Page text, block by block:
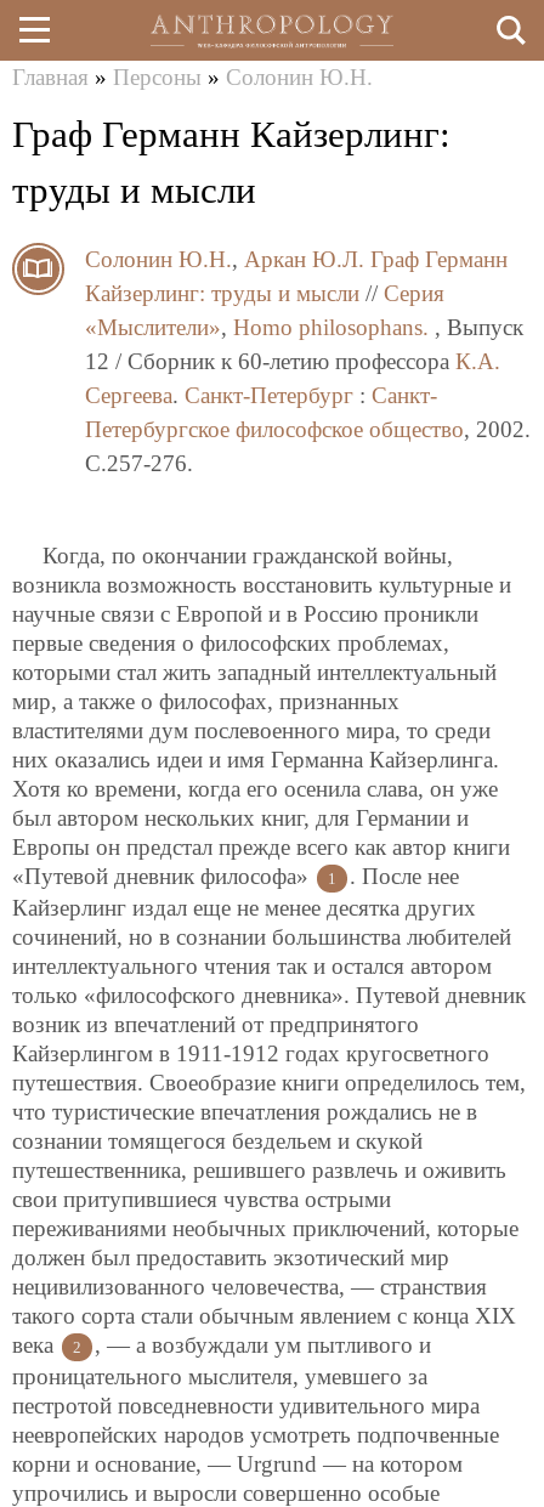
Перейти
к
здесь
Главная » Персоны » Солонин Ю.Н.
Граф Германн Кайзерлинг:
труды и мысли
Солонин Ю.Н., Аркан Ю.Л. Граф Германн
Кайзерлинг: труды и мысли // Серия
«Мыслители», Homo philosophans. , Выпуск
12 / Сборник к 60-летию профессора К.А.
Сергеева. Санкт-Петербург : Санкт-
Петербургское философское общество, 2002.
C.257-276.
Когда, по окончании гражданской войны,
возникла возможность восстановить культурные и
научные связи с Европой и в Россию проникли
первые сведения о философских проблемах,
которыми стал жить западный интеллектуальный
мир, а также о философах, признанных
властителями дум послевоенного мира, то среди
них оказались идеи и имя Германна Кайзерлинга.
Хотя ко времени, когда его осенила слава, он уже
был автором нескольких книг, для Германии и
Европы он предстал прежде всего как автор книги
«Путевой дневник философа»
1
. После нее
Кайзерлинг издал еще не менее десятка других
сочинений, но в сознании большинства любителей
интеллектуального чтения так и остался автором
только «философского дневника». Путевой дневник
возник из впечатлений от предпринятого
Кайзерлингом в 1911-1912 годах кругосветного
путешествия. Своеобразие книги определилось тем,
что туристические впечатления рождались не в
сознании томящегося бездельем и скукой
путешественника, решившего развлечь и оживить
свои притупившиеся чувства острыми
переживаниями необычных приключений, которые
должен был предоставить экзотический мир
нецивилизованного человечества, — странствия
такого сорта стали обычным явлением с конца XIX
века
2
, — а возбуждали ум пытливого и
проницательного мыслителя, умевшего за
пестротой повседневности удивительного мира
неевропейских народов усмотреть подпочвенные
корни и основание, — Urgrund — на котором
упрочились и выросли совершенно особые